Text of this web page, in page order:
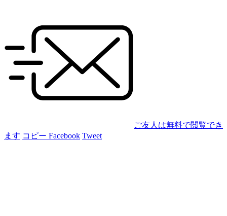
ご友人は無料で閲覧でき
ます コピー Facebook Tweet